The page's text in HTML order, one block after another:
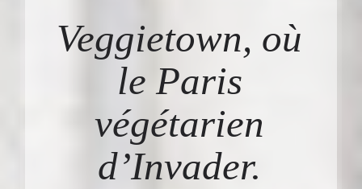
Veggietown, où
le Paris
végétarien
d’Invader.